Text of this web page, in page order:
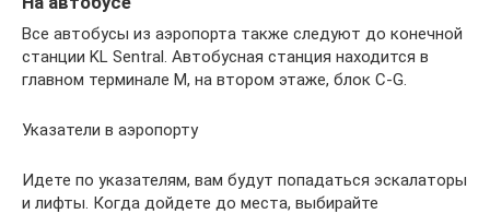
Все автобусы из аэропорта также следуют до конечной
станции KL Sentral. Автобусная станция находится в
главном терминале M, на втором этаже, блок C-G.
Указатели в аэропорту
Идете по указателям, вам будут попадаться эскалаторы
и лифты. Когда дойдете до места, выбирайте